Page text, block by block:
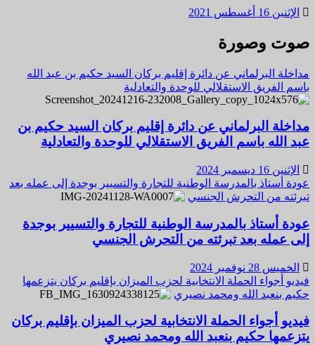
الإثنين 16 أغسطس 2021
صوت وصورة
مداخلة البرلماني عن دائرة إقليم بركان السيد حكيم بن عبد الله
باسم الفريق الاستقلالي للوحدة والتعادلية
مداخلة البرلماني عن دائرة إقليم بركان السيد حكيم بن
عبد الله باسم الفريق الاستقلالي للوحدة والتعادلية
الإثنين 16 ديسمبر 2024
عودة أستاذ بالمدرسة الوطنية للتجارة والتسيير بوجدة إلى عمله بعد
تبرئته من التحرش الجنسي
عودة أستاذ بالمدرسة الوطنية للتجارة والتسيير بوجدة
إلى عمله بعد تبرئته من التحرش الجنسي
الخميس 28 نوفمبر 2024
فيديو أجواء الحملة الانتخابية لحزب الميزان بإقليم بركان يتزعمها
حكيم بنعبد الله ومحمد نصيري
فيديو أجواء الحملة الانتخابية لحزب الميزان بإقليم بركان
يتزعمها حكيم بنعبد الله ومحمد نصيري